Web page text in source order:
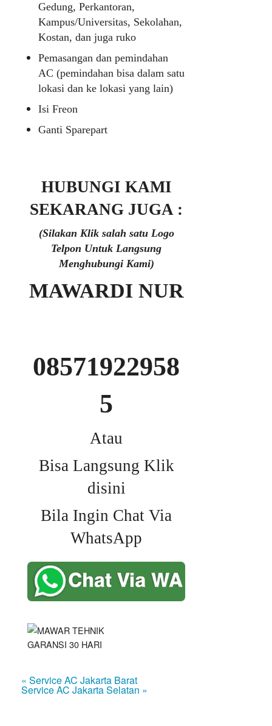
Gedung, Perkantoran,
Kampus/Universitas, Sekolahan,
Kostan, dan juga ruko
Pemasangan dan pemindahan
AC (pemindahan bisa dalam satu
lokasi dan ke lokasi yang lain)
Isi Freon
Ganti Sparepart
HUBUNGI KAMI
SEKARANG JUGA :
(Silakan Klik salah satu Logo
Telpon Untuk Langsung
Menghubungi Kami)
MAWARDI NUR
08571922958
5
Atau
Bisa Langsung Klik
disini
Bila Ingin Chat Via
WhatsApp
« Service AC Jakarta Barat
Service AC Jakarta Selatan »